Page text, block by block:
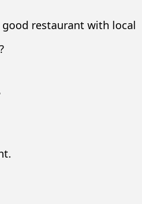
restaurant with local